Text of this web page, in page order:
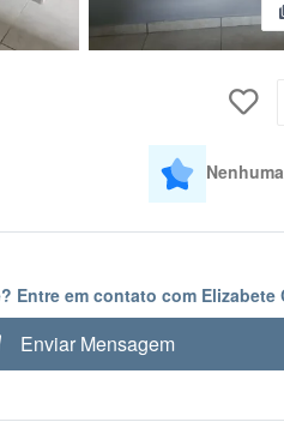
Entre em contato com Elizabete
Enviar Mensagem